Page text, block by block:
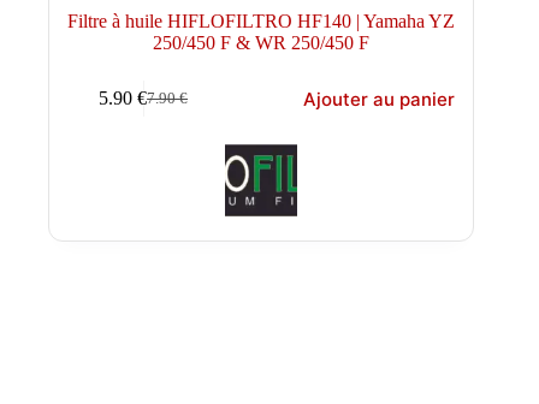
Filtre à huile HIFLOFILTRO HF140 | Yamaha YZ
250/450 F & WR 250/450 F
7.90€
Le
5.90€Le
Ajouter au panier